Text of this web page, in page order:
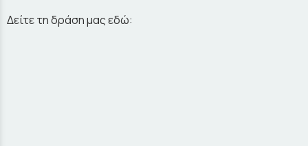
Δείτε τη δράση μας εδώ: